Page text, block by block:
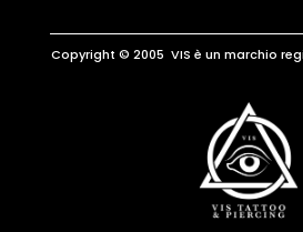
Copyright © 2005 VIS è un marchio